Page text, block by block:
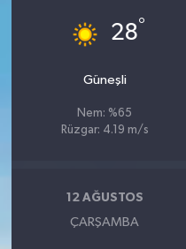
28°
Güneşli
Nem: %65
Rüzgar: 4.19 m/s
12 AĞUSTOS
ÇARŞAMBA